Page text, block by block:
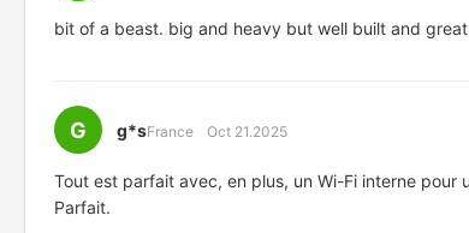
bit of a beast. big and heavy but well built and
G g*sFrance Oct 21.2025
Tout est parfait avec, en plus, un Wi-Fi interne
Parfait.